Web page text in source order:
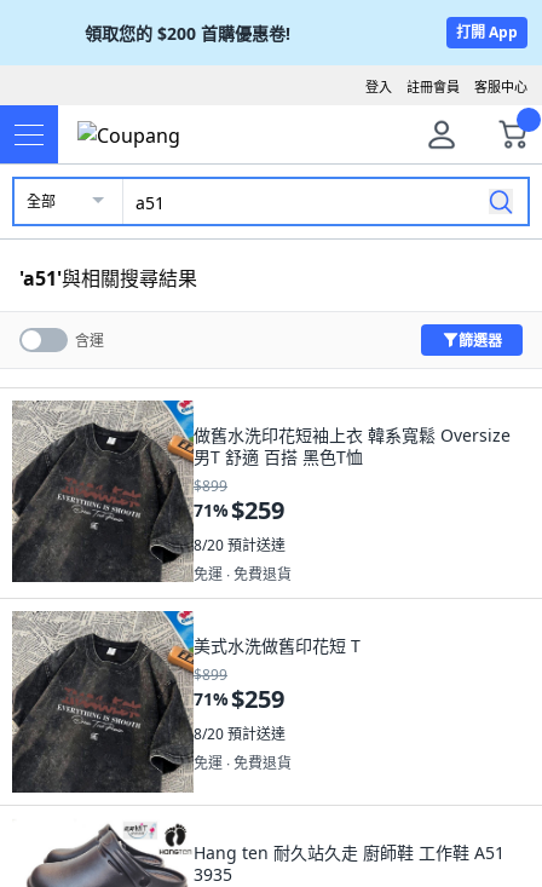
領取您的 $200 首購優惠卷! 打開 App
客服中心
註冊會員
登入
全部
'a51'與相關搜尋結果
含運 篩選器
做舊水洗印花短袖上衣 韓系寬鬆 Oversize
男T 舒適 百搭 黑色T恤
$899
71%$259
8/20預計送達
免運 ∙ 免費退貨
美式水洗做舊印花短 T
$899
71%$259
8/20預計送達
免運 ∙ 免費退貨
Hang ten 耐久站久走 廚師鞋 工作鞋 A51
3935